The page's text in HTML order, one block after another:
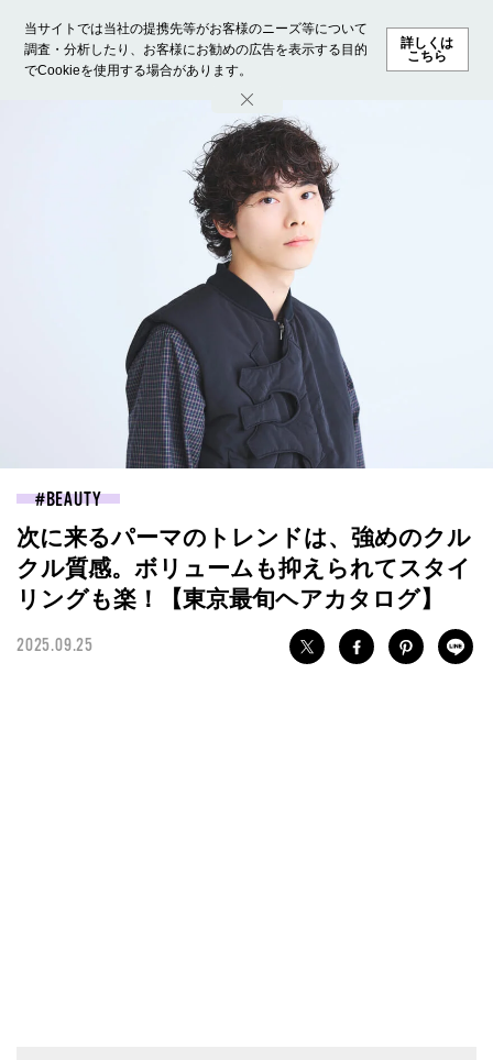
当サイトでは当社の提携先等がお客様のニーズ等について
調査・分析したり、お客様にお勧めの広告を表示する目的
でCookieを使用する場合があります。
詳しくは
こちら
ホーム モデル募集 ランキング ファッション ビューテ
BEAUTY
次に来るパーマのトレンドは、強めのクル
クル質感。ボリュームも抑えられてスタイ
リングも楽！【東京最旬ヘアカタログ】
2025.09.25